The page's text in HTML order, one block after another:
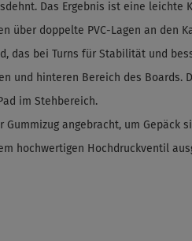
Das Ergebnis ist eine leichte
über doppelte PVC-Lagen an
das bei Turns für Stabilität und
und hinteren Bereich des
im Stehbereich.
angebracht, um Gepäck
hochwertigen Hochdruckventil